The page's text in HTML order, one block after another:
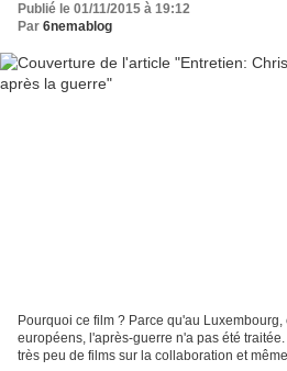
Publié le 01/11/2015 à 19:12
Par 6nemablog
Pourquoi ce film ? Parce qu'au
européens, l'après-guerre n'a pas été
très peu de films sur la collaboration et